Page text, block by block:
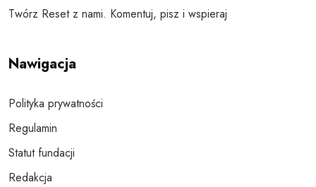
Twórz Reset z nami. Komentuj, pisz i wspieraj
Nawigacja
Polityka prywatności
Regulamin
Statut fundacji
Redakcja